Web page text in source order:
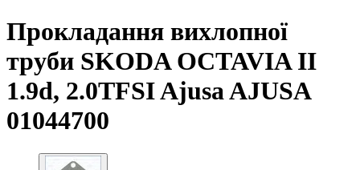
Прокладання вихлопної
труби SKODA OCTAVIA II
1.9d, 2.0TFSI Ajusa AJUSA
01044700